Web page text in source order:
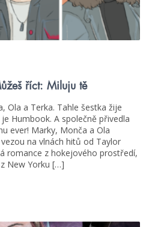
říct: Miluju tě
Ola a Terka. Tahle šestka žije
Humbook. A společně přivedla
ever! Marky, Monča a Ola
na vlnách hitů od Taylor
romance z hokejového prostředí,
New Yorku […]